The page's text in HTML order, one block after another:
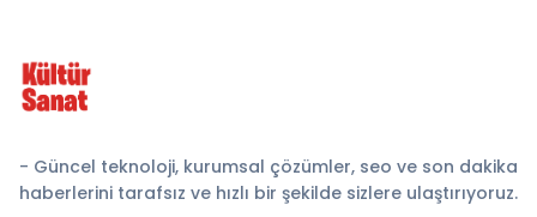
- Güncel teknoloji, kurumsal çözümler, seo ve son dakika
haberlerini tarafsız ve hızlı bir şekilde sizlere ulaştırıyoruz.